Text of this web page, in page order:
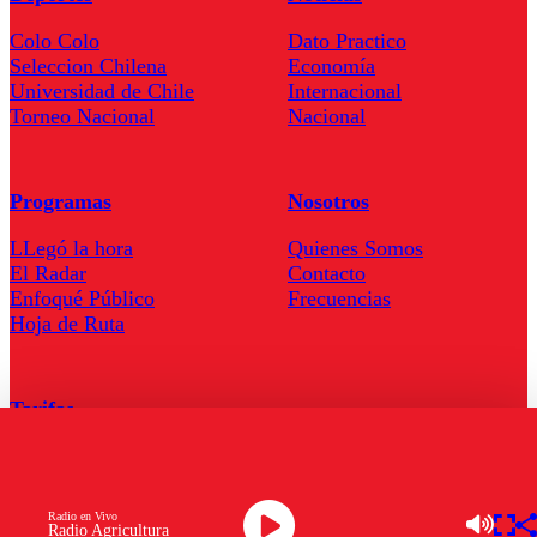
Radio Agricultura
Radio en Vivo
Colo Colo
Seleccion Chilena
Universidad de Chile
Torneo Nacional
Dato Practico
Economía
Internacional
Nacional
Programas
LLegó la hora
El Radar
Enfoqué Público
Hoja de Ruta
Nosotros
Quienes Somos
Contacto
Frecuencias
Tarifas